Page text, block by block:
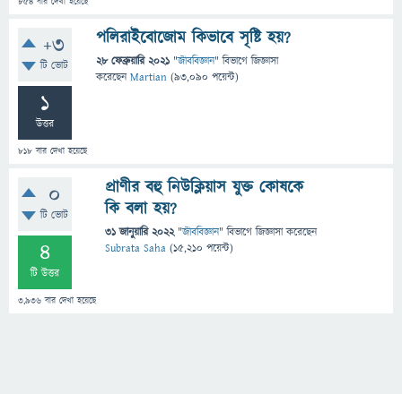
+3
টি ভোট
1
উত্তর
818 বার দেখা হয়েছে
পলিরাইবোজোম কিভাবে সৃষ্টি হয়?
28 ফেব্রুয়ারি 2021 "জীববিজ্ঞান" বিভাগে জিজ্ঞাসা
করেছেনMartian (93,090 পয়েন্ট)
0
টি ভোট
4
টি উত্তর
3,936 বার দেখা হয়েছে
প্রাণীর বহু নিউক্লিয়াস যুক্ত কোষকে
কি বলা হয়?
31 জানুয়ারি 2022 "জীববিজ্ঞান" বিভাগে জিজ্ঞাসাকরেছেন
Subrata Saha (15,210 পয়েন্ট)